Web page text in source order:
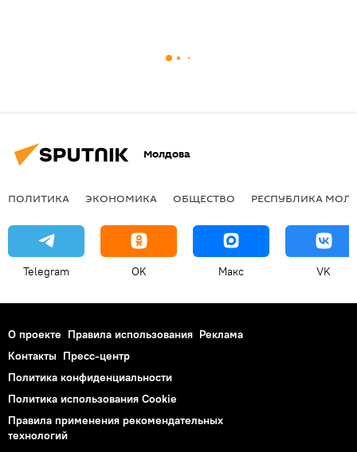
Молдова
ПОЛИТИКА ЭКОНОМИКА ОБЩЕСТВО РЕСПУБЛИКА
Telegram OK Макс VK
О проекте Правила использования Реклама
Контакты Пресс-центр
Политика конфиденциальности
Политика использования Cookie
Правила применения рекомендательных
технологий